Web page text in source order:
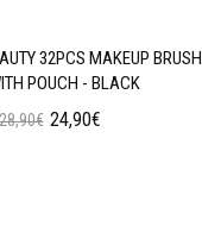
32PCS MAKEUP BRUSH
POUCH - BLACK
24,90€